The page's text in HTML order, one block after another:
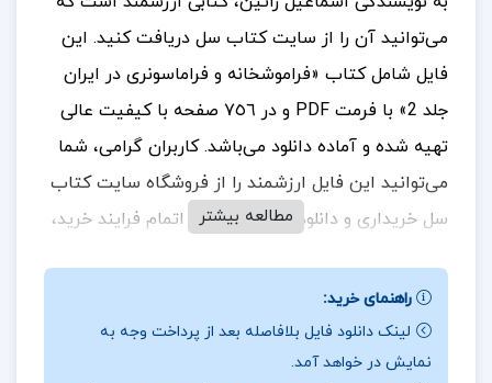
می‌توانید آن را از سایت کتاب سل دریافت کنید. این
فایل شامل کتاب «فراموشخانه و فراماسونری در ایران
جلد 2» با فرمت PDF و در ٧٥٦ صفحه با کیفیت عالی
تهیه شده و آماده دانلود می‌باشد.کاربران گرامی، شما
می‌توانید این فایل ارزشمند را از فروشگاه سایت کتاب
سل خریداری و دانلود نمایید. پس از اتمام فرایند خرید،
یک لینک دانلود به ایمیل شما ارسال می‌گردد. بنابراین،
لطفاً در هنگام خرید، دقت کافی را در وارد کردن آدرس
ایمیل خود داشته باشید تا در دریافت فایل با مشکلی
مطالعه بیشتر
راهنمای خرید:
لینک دانلود فایل بلافاصله بعد از پرداخت وجه به
نمایش در خواهد آمد.